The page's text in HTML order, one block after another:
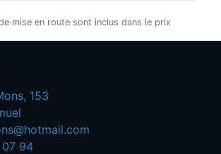
mise en route sont inclus dans le prix
153
94